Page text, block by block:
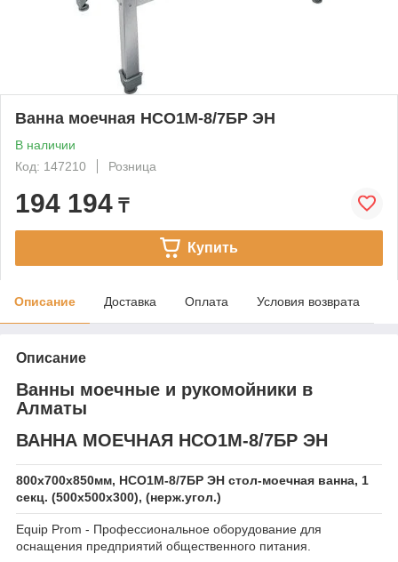
Ванна моечная НСО1М-8/7БР ЭН
В наличии
Код: 147210
Розница
194 194 ₸
Купить
Описание Доставка Оплата Условия возврата
Описание
Ванны моечные и рукомойники в
Алматы
ВАННА МОЕЧНАЯ НСО1М-8/7БР ЭН
800х700х850мм, НСО1М-8/7БР ЭН стол-моечная ванна, 1
секц. (500х500х300), (нерж.угол.)
Equip Prom - Профессиональное оборудование для
оснащения предприятий общественного питания.